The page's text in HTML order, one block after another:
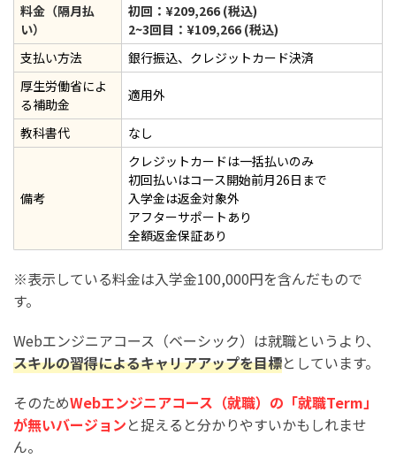
料金（隔月払
い）
初回：¥209,266 (税込)
2~3回目：¥109,266 (税込)
支払い方法
銀行振込、クレジットカード決済
厚生労働省によ
る補助金
適用外
教科書代 なし
備考
クレジットカードは一括払いのみ
初回払いはコース開始前月26日まで
入学金は返金対象外
アフターサポートあり
全額返金保証あり
※表示している料金は入学金100,000円を含んだもので
す。
Webエンジニアコース（ベーシック）は就職というより、
スキルの習得によるキャリアアップを目標としています。
そのためWebエンジニアコース（就職）の「就職Term」
が無いバージョンと捉えると分かりやすいかもしれませ
ん。